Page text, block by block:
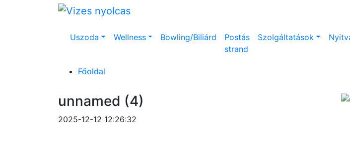
Uszoda Wellness Bowling/Biliárd
Postás
strand
Szolgáltatások
Főoldal
unnamed (4)
2025-12-12 12:26:32